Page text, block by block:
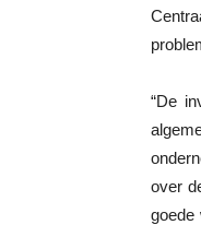
“De
over
goede